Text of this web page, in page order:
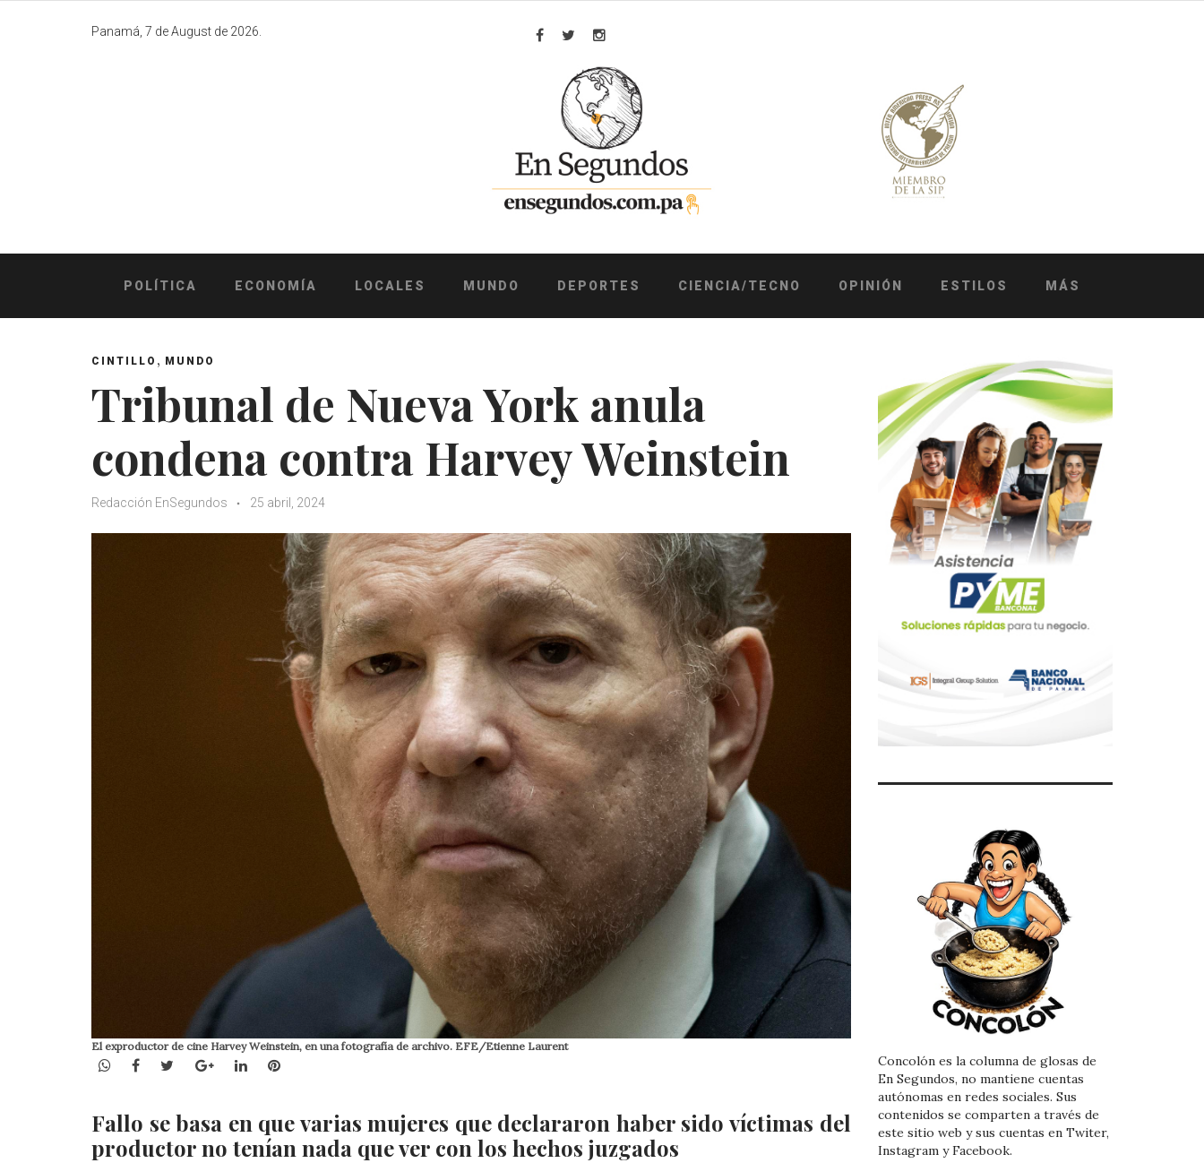
Panamá, 7 de August de 2026.
Facebook
TwitterInstagram
POLÍTICA ECONOMÍA LOCALES MUNDO DEPORTES CIENCIA/TECNO OPINIÓN ESTILOS MÁS
CINTILLO , MUNDO
Tribunal de Nueva York anula
condena contra Harvey Weinstein
Redacción EnSegundos 25 abril, 2024
El exproductor de cine Harvey Weinstein, en una fotografía de archivo. EFE/Etienne Laurent
WhatsApp
Facebook
TwitterGoogle+LinkedInPinterest
Fallo se basa en que varias mujeres que declararon haber sido víctimas del
productor no tenían nada que ver con los hechos juzgados
Concolón es la columna de glosas de
En Segundos, no mantiene cuentas
autónomas en redes sociales. Sus
contenidos se comparten a través de
este sitio web y sus cuentas en Twiter,
Instagram y Facebook.